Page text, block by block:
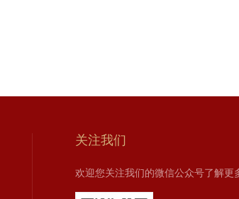
关注我们
欢迎您关注我们的微信公众号了解更